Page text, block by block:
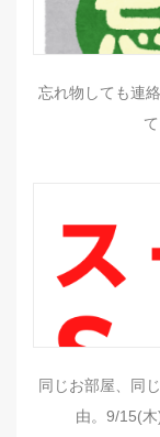
忘れ物しても連
同じお部屋、同
由。9/15(木